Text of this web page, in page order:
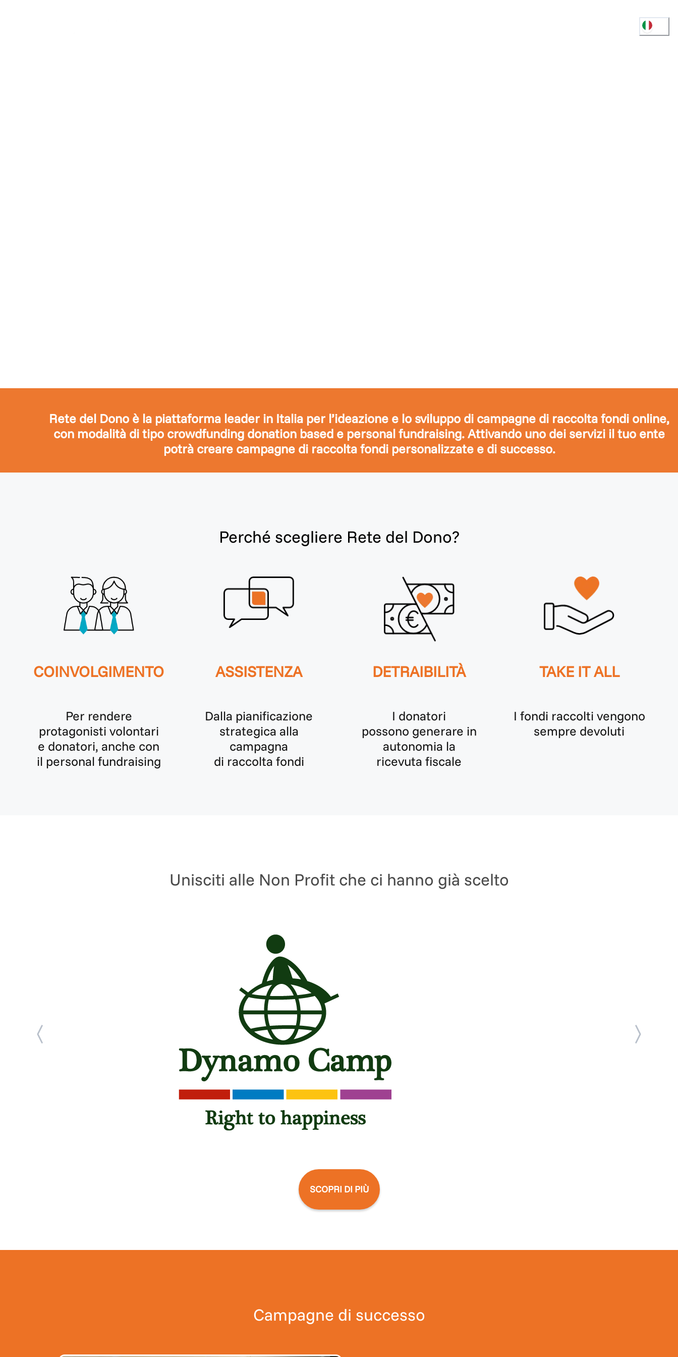
Rete del Dono è la piattaforma leader in Italia per l’ideazione e lo sviluppo di campagne di raccolta fondi online,
con modalità di tipo crowdfunding donation based e personal fundraising. Attivando uno dei servizi il tuo ente
potrà creare campagne di raccolta fondi personalizzate e di successo.
Perché scegliere Rete del Dono?
COINVOLGIMENTO
Per rendere
protagonisti volontari
e donatori, anche con
il personal fundraising
ASSISTENZA
Dalla pianificazione
strategica alla
campagna
di raccolta fondi
DETRAIBILITÀ
I donatori
possono generare in
autonomia la
ricevuta fiscale
TAKE IT ALL
I fondi raccolti vengono
sempre devoluti
Unisciti alle Non Profit che ci hanno già scelto
SCOPRI DI PIÙ
Campagne di successo